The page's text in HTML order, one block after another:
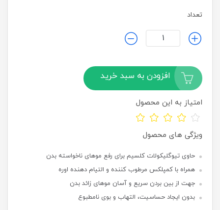
تعداد
افزودن به سبد خرید
امتیاز به این محصول
ویژگی های محصول
حاوی تیوگلیکولات کلسیم برای رفع موهای ناخواسته بدن
همراه با کمپلکس مرطوب کننده و التیام دهنده اوره
جهت از بین بردن سریع و آسان موهای زائد بدن
بدون ایجاد حساسیت، التهاب و بوی نامطبوع